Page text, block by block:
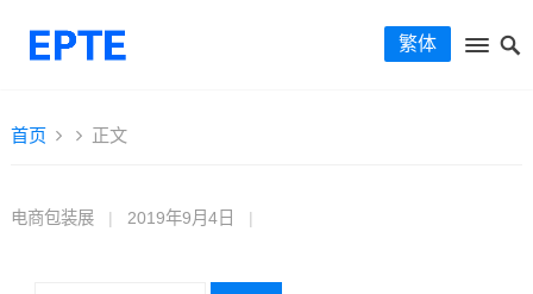
繁体
首页 正文
电商包装展 | 2019年9月4日 |